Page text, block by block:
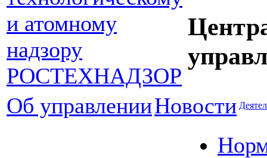
Об управленииНовости